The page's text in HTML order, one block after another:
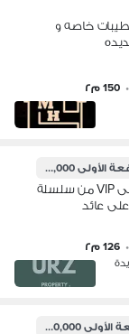
خاصه و
• 150 م٢
الأولى1,550,000 ج.م
عاين فورا الأن جناح فندقى VIP من سلسلة
عائد
من ليك فيو• 126 م٢
الأولى690,000 ج.م